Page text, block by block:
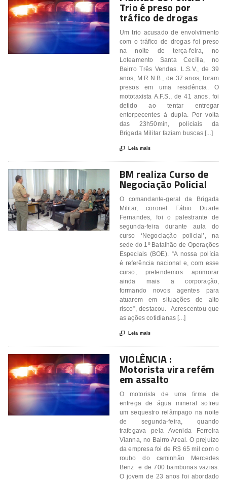
Trio é preso por
tráfico de drogas
Um trio acusado de envolvimento
com o tráfico de drogas foi preso
na noite de terça-feira, no
Loteamento Santa Cecília, no
Bairro Três Vendas. L.S.V., de 39
anos, M.R.N.B., de 37 anos, foram
presos em uma residência. O
mototaxista A.F.S., de 41 anos, foi
detido ao tentar entregar
entorpecentes à dupla. Por volta
das 23h50min, policiais da
Brigada Militar faziam buscas [...]
 Leia mais
BM realiza Curso de
Negociação Policial
O comandante-geral da Brigada
Militar, coronel Fábio Duarte
Fernandes, foi o palestrante de
segunda-feira durante aula do
curso ‘Negociação policial’, na
sede do 1º Batalhão de Operações
Especiais (BOE). “A nossa polícia
é referência nacional e, com esse
curso, pretendemos aprimorar
ainda mais a corporação,
formando novos agentes para
atuarem em situações de alto
risco”, destacou. Acrescentou que
as ações cotidianas [...]
 Leia mais
VIOLÊNCIA :
Motorista vira refém
em assalto
O motorista de uma firma de
entrega de água mineral sofreu
um sequestro relâmpago na noite
de segunda-feira, quando
trafegava pela Avenida Ferreira
Vianna, no Bairro Areal. O prejuízo
da empresa foi de R$ 65 mil com o
roubo do caminhão Mercedes
Benz e de 700 bambonas vazias.
O jovem de 23 anos foi abordado